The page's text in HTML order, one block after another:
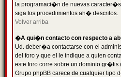
la programaci�n de nuevas
siga los procedimientos ah� descritos.
Volver arriba
�A qui�n contacto con respecto a
Ud. deber�a contactarse con el
del foro y que el le indique a quien
este foro corre sobre un dominio gr�tis
Grupo phpBB carece de cualquier tipo